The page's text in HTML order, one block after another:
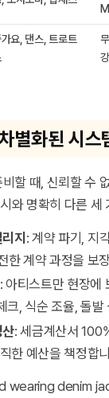
요, 댄스, 트로트
별화된 시스
할 때, 신뢰할 수
와 명확히 다른 세
지 : 계약 파기, 지
한 계약 과정을 보
: 아티스트만 현장에
크, 식순 조율, 돌발
산: 세금계산서
한 예산을 책정합